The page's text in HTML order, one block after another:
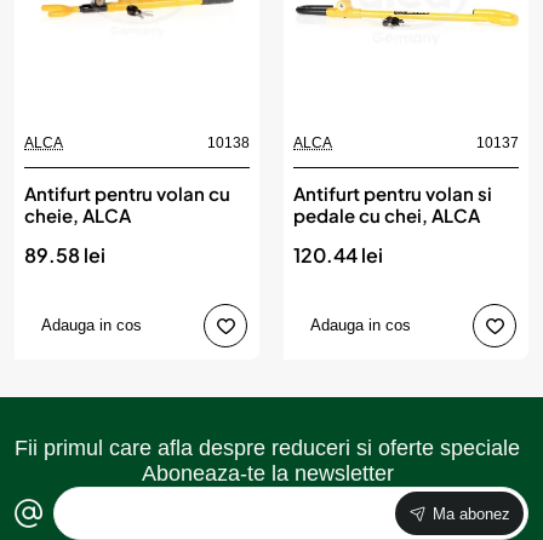
ALCA 10138
Antifurt pentru volan cu
cheie, ALCA
89.58 lei
Adauga in cos
ALCA 10137
Antifurt pentru volan si
pedale cu chei, ALCA
120.44 lei
Adauga in cos
Fii primul care afla despre reduceri si oferte speciale
Aboneaza-te la newsletter
Ma abonez